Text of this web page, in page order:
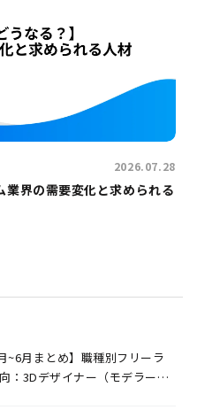
2026.07.28
業界の需要変化と求められる
~6月まとめ】職種別フリーラ
：3Dデザイナー（モデラー・